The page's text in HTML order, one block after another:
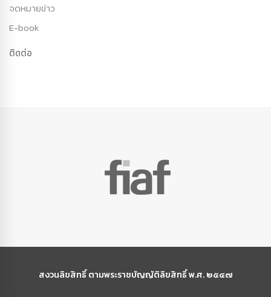
จดหมายข่าว
E-book
ติดต่อ
สงวนลิขสิทธิ์ ตามพระราชบัญญัติลิขสิทธิ์ พ.ศ. ๒๕๔๗